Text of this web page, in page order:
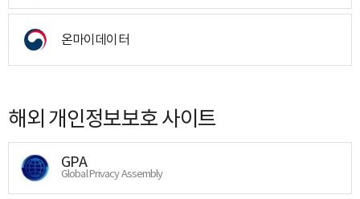
온마이데이터
해외 개인정보보호 사이트
GPA
Global Privacy Assembly